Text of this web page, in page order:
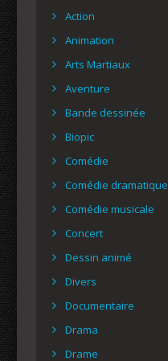
Action
Animation
Arts Martiaux
Aventure
Bande dessinée
Biopic
Comédie
Comédie dramatique
Comédie musicale
Concert
Dessin animé
Divers
Documentaire
Drama
Drame